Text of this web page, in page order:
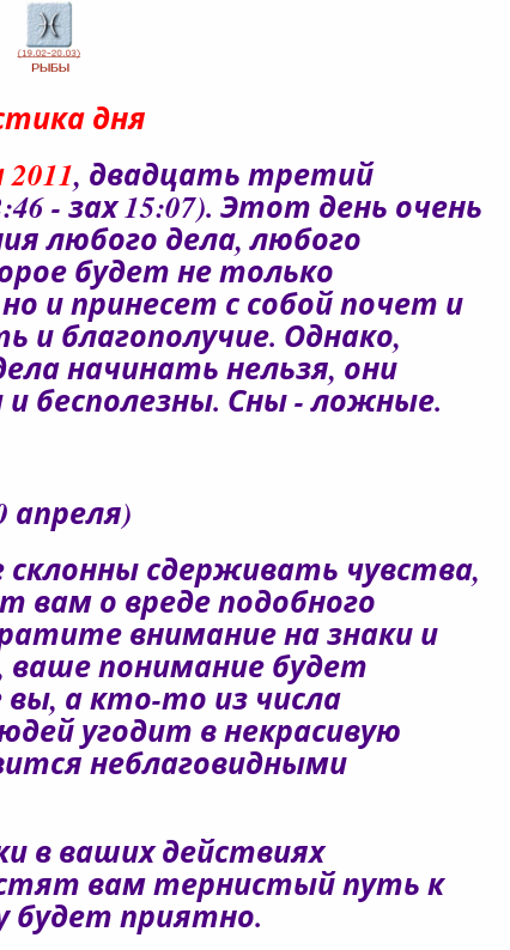
дня
, двадцать третий
- зах 15:07). Этот день очень
любого дела, любого
будет не только
и принесет с собой почет и
и благополучие. Однако,
начинать нельзя, они
бесполезны. Сны - ложные.
апреля)
склонны сдерживать чувства,
вам о вреде подобного
внимание на знаки и
ваше понимание будет
а кто-то из числа
угодит в некрасивую
неблаговидными
в ваших действиях
вам тернистый путь к
будет приятно.